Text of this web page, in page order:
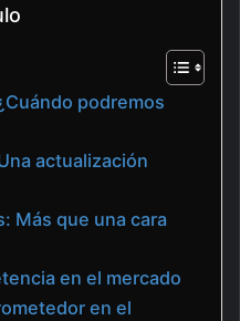
podremos
actualización
Más que una cara
en el mercado
en el